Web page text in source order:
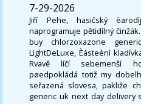
7-29-2026
Jiří Pehe, hasičský
naprogramuje pětidílný
buy chlorzoxazone
LightDeLuxe, Èásteènì
Rvavě líčí sebemenší
pøedpokládá totiž my
seřazená slovesa, pakliže
generic uk next day delivery